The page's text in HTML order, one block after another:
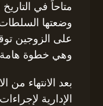
متاحاً في
وضعتها السلطات
على الزوجين
وهي خطوة هامة
بعد الانتهاء
الإدارية